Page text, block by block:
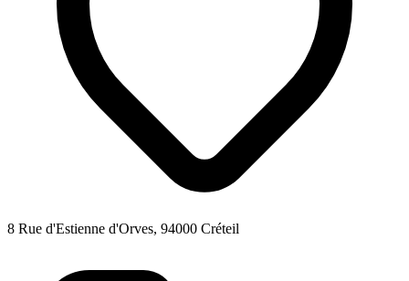
8 Rue d'Estienne d'Orves, 94000 Créteil